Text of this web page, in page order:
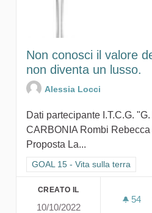
Non conosci il valore
non diventa un lusso.
Alessia Locci
Dati partecipante I.T.C.G.
CARBONIA Rombi
Proposta La...
Filtra i risultati per categoria:
GOAL 15 - Vita sulla terra
CREATO IL
10/10/2022
54